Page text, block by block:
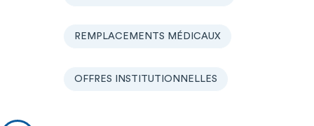
REMPLACEMENTS MÉDICAUX
OFFRES INSTITUTIONNELLES